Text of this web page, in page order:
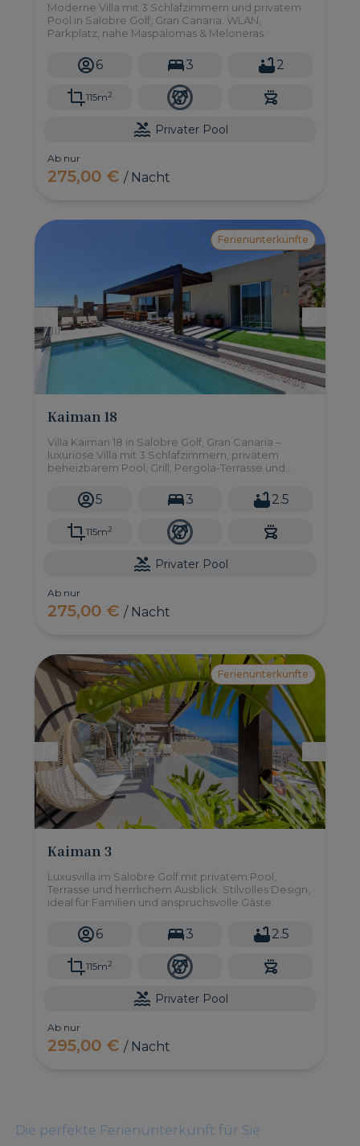
Moderne Villa mit 3 Schlafzimmern und privatem
Pool in Salobre Golf, Gran Canaria. WLAN,
Parkplatz, nahe Maspalomas & Meloneras.
6 3 2
115m2
Privater Pool
Ab nur
275,00 €/ Nacht
Ferienunterkünfte
Kaiman 18
Villa Kaiman 18 in Salobre Golf, Gran Canaria –
luxuriöse Villa mit 3 Schlafzimmern, privatem
beheizbarem Pool, Grill, Pergola-Terrasse und
5 3 2.5
115m2
Privater Pool
Ab nur
275,00 €/ Nacht
Ferienunterkünfte
Kaiman 3
Luxusvilla im Salobre Golf mit privatem Pool,
Terrasse und herrlichem Ausblick. Stilvolles Design,
ideal für Familien und anspruchsvolle Gäste.
6 3 2.5
115m2
Privater Pool
Ab nur
295,00 €/ Nacht
Die perfekte Ferienunterkunft für Sie